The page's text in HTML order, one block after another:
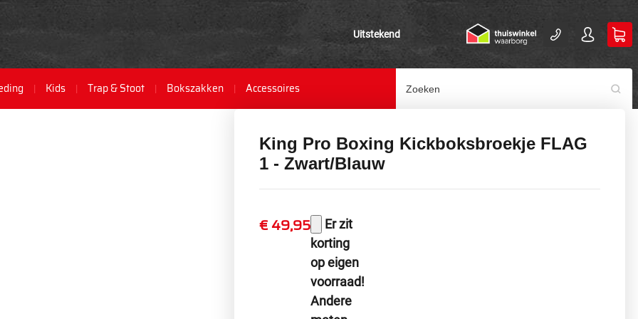
Uitstekend
Kids Trap & Stoot Bokszakken Accessoires
King Pro Boxing Kickboksbroekje FLAG
1 - Zwart/Blauw
€ 49,95
Er zit
korting
op eigen
voorraad!
Andere